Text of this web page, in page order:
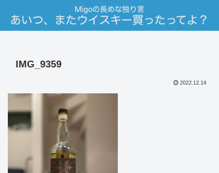
IMG_9359
2022.12.14